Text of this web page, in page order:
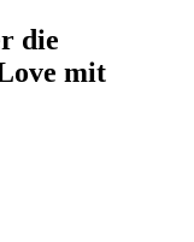
die
mit